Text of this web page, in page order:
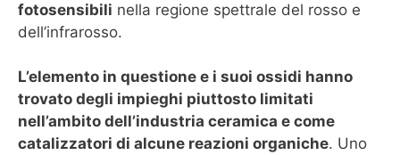
fotosensibili nella regione spettrale del rosso e
dell’infrarosso.
L’elemento in questione e i suoi ossidi hanno
trovato degli impieghi piuttosto limitati
nell’ambito dell’industria ceramica e come
catalizzatori di alcune reazioni organiche. Uno